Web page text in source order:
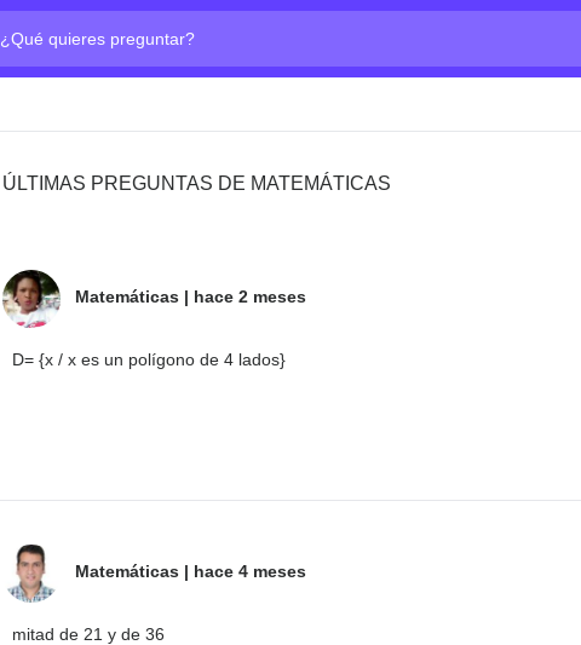
ÚLTIMAS PREGUNTAS DE MATEMÁTICAS
Matemáticas | hace 2 meses
D= {x / x es un polígono de 4 lados}
Matemáticas | hace 4 meses
mitad de 21 y de 36